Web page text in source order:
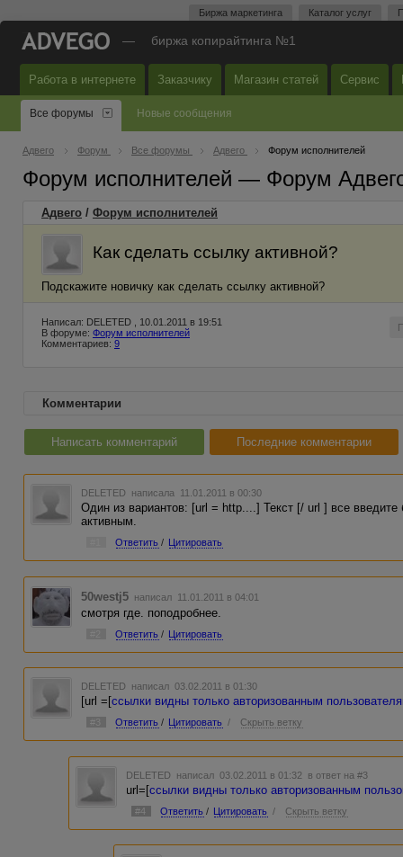
Биржа маркетинга Каталог услуг
— биржа копирайтинга №1
Работа в интернете Заказчику Магазин статей Сервис
Все форумы Новые сообщения
Адвего Форум Все форумы Адвего Форум исполнителей
Форум исполнителей — Форум
Адвего / Форум исполнителей
Как сделать ссылку активной?
Подскажите новичку как сделать ссылку активной?
Написал: DELETED , 10.01.2011 в 19:51
В форуме: Форум исполнителей
Комментариев: 9
Комментарии
Написать комментарий Последние комментарии
DELETED написала 11.01.2011 в 00:30
Один из вариантов: [url = http....] Текст [/ url ] все введите
активным.
Ответить / Цитировать
50westj5 написал 11.01.2011 в 04:01
смотря где. поподробнее.
Ответить / Цитировать
DELETED написал 03.02.2011 в 01:30
[url =[ссылки видны только авторизованным
#3 Ответить / Цитировать / Скрыть ветку
DELETED написал 03.02.2011 в 01:32 в ответ на #3
url=[ссылки видны только авторизованным
#4 Ответить / Цитировать / Скрыть ветку